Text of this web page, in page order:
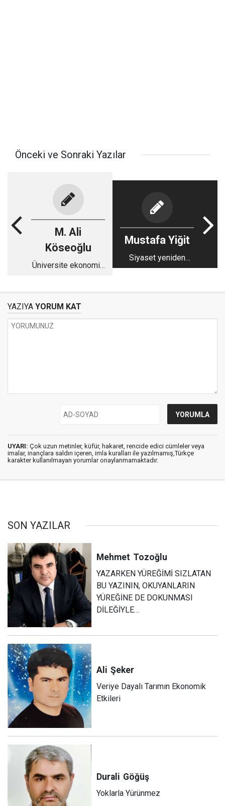
Önceki ve Sonraki Yazılar
M. Ali
Köseoğlu
Üniversite ekonomik
Mustafa Yiğit
Siyaset yeniden
dizayn edilirken
YAZIYA YORUM KAT
UYARI: Çok uzun metinler, küfür, hakaret, rencide edici cümleler veya
imalar, inançlara saldırı içeren, imla kuralları ile yazılmamış,Türkçe
karakter kullanılmayan yorumlar onaylanmamaktadır.
SON YAZILAR
Mehmet Tozoğlu
YAZARKEN YÜREĞİMİ SIZLATAN
BU YAZININ, OKUYANLARIN
YÜREĞİNE DE DOKUNMASI
DİLEĞİYLE…
Ali Şeker
Veriye Dayalı Tarımın Ekonomik
Etkileri
Durali Göğüş
Yoklarla Yürünmez